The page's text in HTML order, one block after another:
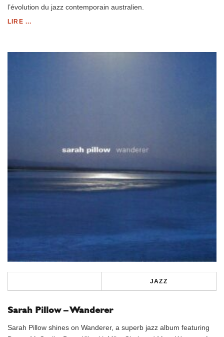
l’évolution du jazz contemporain australien.
LIRE ...
JAZZ
Sarah Pillow – Wanderer
Sarah Pillow shines on Wanderer, a superb jazz album featuring